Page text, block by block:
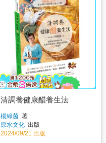
清調養健康醋養生法
楊綠茵 著
原水文化 出版
2024/09/21 出版